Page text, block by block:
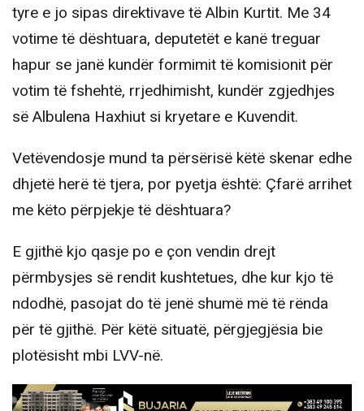
tyre e jo sipas direktivave të Albin Kurtit. Me 34
votime të dështuara, deputetët e kanë treguar
hapur se janë kundër formimit të komisionit për
votim të fshehtë, rrjedhimisht, kundër zgjedhjes
së Albulena Haxhiut si kryetare e Kuvendit.
Vetëvendosje mund ta përsërisë këtë skenar edhe
dhjetë herë të tjera, por pyetja është: Çfarë arrihet
me këto përpjekje të dështuara?
E gjithë kjo qasje po e çon vendin drejt
përmbysjes së rendit kushtetues, dhe kur kjo të
ndodhë, pasojat do të jenë shumë më të rënda
për të gjithë. Për këtë situatë, përgjegjësia bie
plotësisht mbi LVV-në.